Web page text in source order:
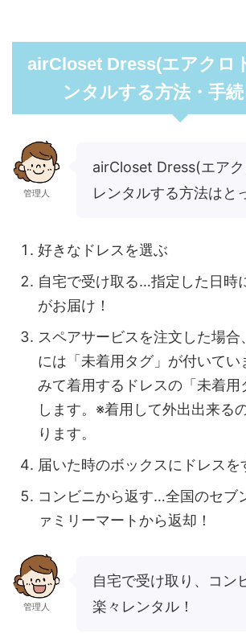
airCloset Dress(エアクロ
ンタルする方法・手
管理人
airCloset Dress(エア
レンタルする方法はと
好きなドレスを選ぶ
自宅で受け取る…指定した日時
がお届け！
スペアサービスを注文した場合
には「未着用タグ」が付いてい
みて着用するドレスの「未着用
します。※着用して外出出来る
ります。
届いた時のボックスにドレスを
コンビニから返す…全国のセブ
ァミリーマートから返却！
管理人
自宅で受け取り、コン
楽々レンタル！